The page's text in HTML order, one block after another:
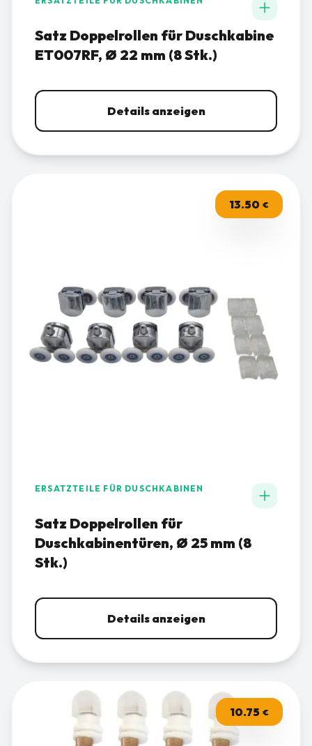
Satz Doppelrollen für Duschkabine
ET007RF, Ø 22 mm (8 Stk.)
Details anzeigen
13.50 €
ERSATZTEILE FÜR DUSCHKABINEN
Satz Doppelrollen für
Duschkabinentüren, Ø 25 mm (8
Stk.)
Details anzeigen
10.75 €